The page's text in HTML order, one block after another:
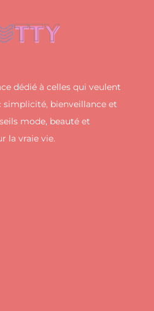
dédié à celles qui veulent
simplicité, bienveillance et
mode, beauté et
la vraie vie.